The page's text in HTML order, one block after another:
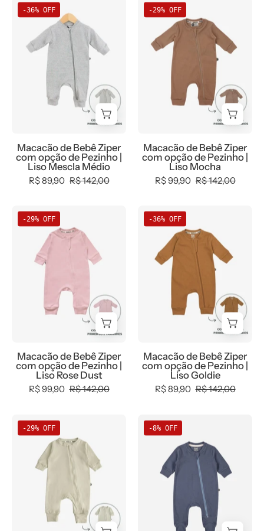
de
Bebê
Ziper
com
opção
de
Pezinho
Mescla
Médio
-36% OFF
Macacão de Bebê Ziper
com opção de Pezinho |
Liso Mescla Médio
R$ 89,90 R$ 142,00
de
Bebê
Ziper
opção
de
Pezinho
Mocha
-29% OFF
Macacão de Bebê Ziper
com opção de Pezinho |
Liso Mocha
R$ 99,90 R$ 142,00
de
Bebê
Ziper
opção
Pezinho
Rose
Dust
-29% OFF
Macacão de Bebê Ziper
com opção de Pezinho |
Liso Rose Dust
R$ 99,90 R$ 142,00
de
Bebê
Ziper
com
opção
de
Pezinho
Goldie
-36% OFF
Macacão de Bebê Ziper
com opção de Pezinho |
Liso Goldie
R$ 89,90 R$ 142,00
de
Bebê
Ziper
com
opção
de
Pezinho
-29% OFF
Bebê
Zíper
Duplo
com
Pezinho
cor
-8% OFF